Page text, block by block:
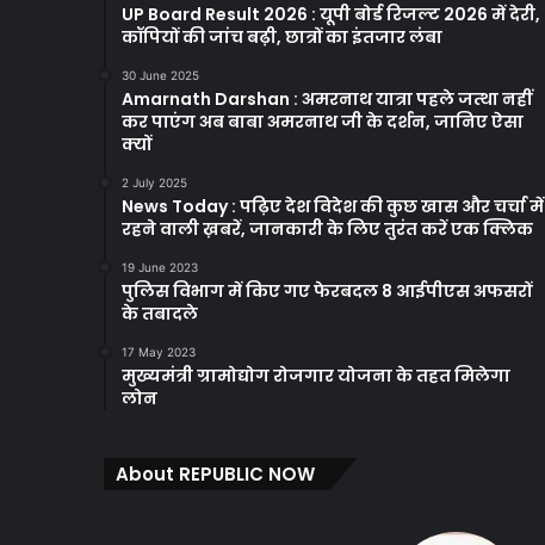
UP Board Result 2026 : यूपी बोर्ड रिजल्ट 2026 में देरी,
कॉपियों की जांच बढ़ी, छात्रों का इंतजार लंबा
30 June 2025
Amarnath Darshan : अमरनाथ यात्रा पहले जत्था नहीं
कर पाएंग अब बाबा अमरनाथ जी के दर्शन, जानिए ऐसा
क्यों
2 July 2025
News Today : पढ़िए देश विदेश की कुछ खास और चर्चा में
रहने वाली ख़बरें, जानकारी के लिए तुरंत करें एक क्लिक
19 June 2023
पुलिस विभाग में किए गए फेरबदल 8 आईपीएस अफसरों
के तबादले
17 May 2023
मुख्यमंत्री ग्रामोद्योग रोजगार योजना के तहत मिलेगा
लोन
About REPUBLIC NOW